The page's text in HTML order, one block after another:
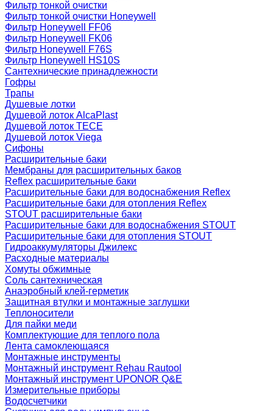
Фильтр тонкой очистки
Фильтр тонкой очистки Honeywell
Фильтр Honeywell FF06
Фильтр Honeywell FK06
Фильтр Honeywell F76S
Фильтр Honeywell HS10S
Сантехнические принадлежности
Гофры
Трапы
Душевые лотки
Душевой лоток AlcaPlast
Душевой лоток TECE
Душевой лоток Viega
Сифоны
Расширительные баки
Мембраны для расширительных баков
Reflex расширительные баки
Расширительные баки для водоснабжения Reflex
Расширительные баки для отопления Reflex
STOUT расширительные баки
Расширительные баки для водоснабжения STOUT
Расширительные баки для отопления STOUT
Гидроаккумуляторы Джилекс
Расходные материалы
Хомуты обжимные
Соль сантехническая
Анаэробный клей-герметик
Защитная втулки и монтажные заглушки
Теплоносители
Для пайки меди
Комплектующие для теплого пола
Лента самоклеющаяся
Монтажные инструменты
Монтажный инструмент Rehau Rautool
Монтажный инструмент UPONOR Q&E
Измерительные приборы
Водосчетчики